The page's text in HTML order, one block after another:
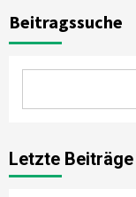
Beitragssuche
Letzte Beiträge